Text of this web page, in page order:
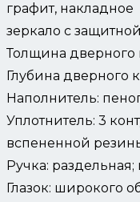
графит, накладное
зеркало с
Толщина дверного
Глубина дверного
Наполнитель:
Уплотнитель: 3
вспененной
Ручка:
Глазок: широкого